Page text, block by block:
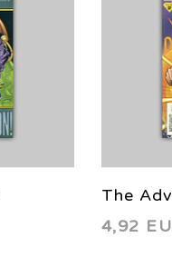
The
4,92